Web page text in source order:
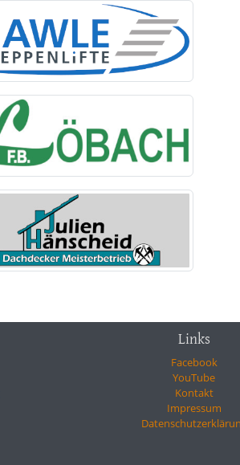
Links
Facebook
YouTube
Kontakt
Impressum